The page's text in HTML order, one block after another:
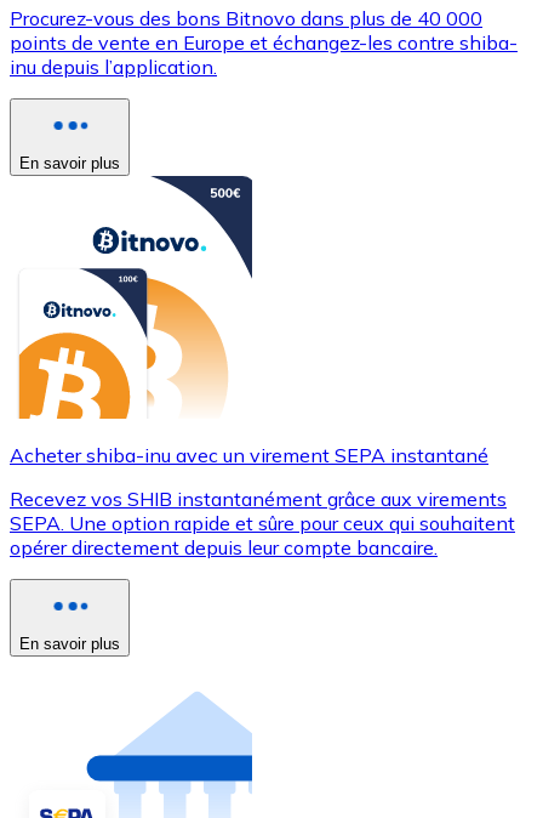
Procurez-vous des bons Bitnovo dans plus de 40 000
points de vente en Europe et échangez-les contre shiba-
inu depuis l’application.
En savoir plus
Acheter shiba-inu avec un virement SEPA instantané
Recevez vos SHIB instantanément grâce aux virements
SEPA. Une option rapide et sûre pour ceux qui souhaitent
opérer directement depuis leur compte bancaire.
En savoir plus